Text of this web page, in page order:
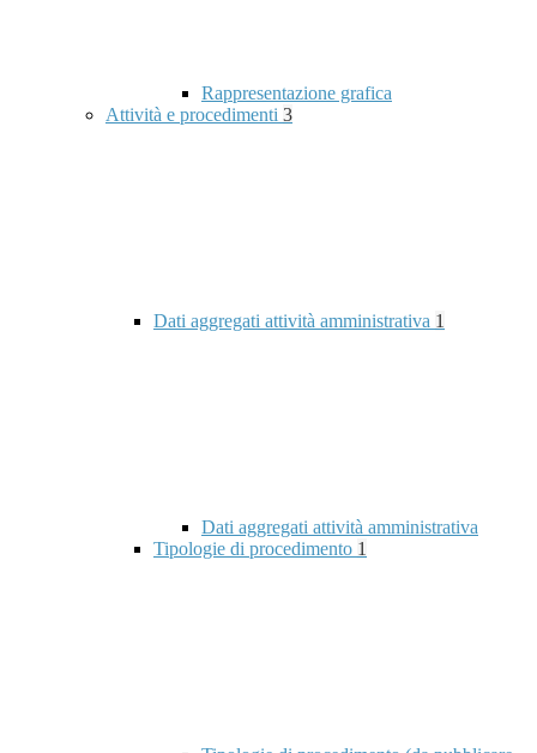
Rappresentazione grafica
Attività e procedimenti 3
Dati aggregati attività amministrativa 1
Dati aggregati attività amministrativa
Tipologie di procedimento 1